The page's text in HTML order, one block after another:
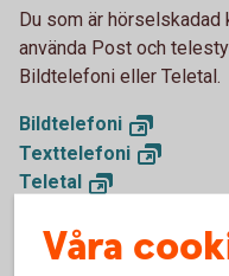
Du som är hörselskadad
använda Post och
Bildtelefoni eller Teletal.
Bildtelefoni
Texttelefoni
Teletal
Våra